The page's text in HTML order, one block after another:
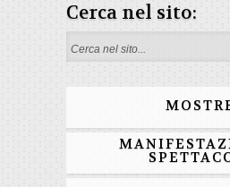
Cerca nel sito:
Form di ricerca